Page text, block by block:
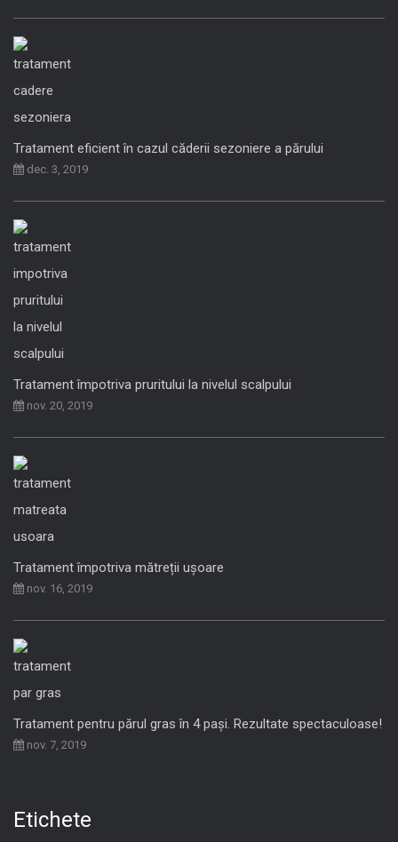
Tratament eficient în cazul căderii sezoniere a părului
dec. 3, 2019
Tratament împotriva pruritului la nivelul scalpului
nov. 20, 2019
Tratament împotriva mătreții ușoare
nov. 16, 2019
Tratament pentru părul gras în 4 pași. Rezultate spectaculoase!
nov. 7, 2019
Etichete